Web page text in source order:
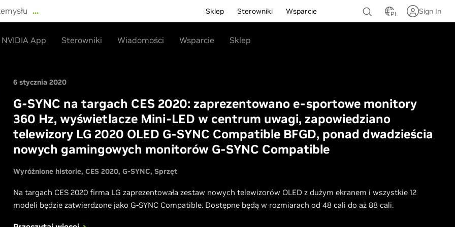
… Sklep Sterowniki Wsparcie PL Sign In
NVIDIA App Sterowniki Wiadomości Wsparcie Sklep
6 stycznia 2020
G-SYNC na targach CES 2020: zaprezentowano e-sportowe monitory
360 Hz, wyświetlacze Mini-LED w centrum uwagi, zapowiedziano
telewizory LG 2020 OLED G-SYNC Compatible BFGD, ponad dwadzieścia
nowych gamingowych monitorów G-SYNC Compatible
Wyróżnione historie CES 2020 G-SYNC Sprzęt
Na targach CES 2020 firma LG zaprezentowała zestaw nowych telewizorów OLED z dużym ekranem i wszystkie 12
modeli będzie zatwierdzone jako G-SYNC Compatible. Dostępne będą w rozmiarach od 48 cali do aż 88 cali.